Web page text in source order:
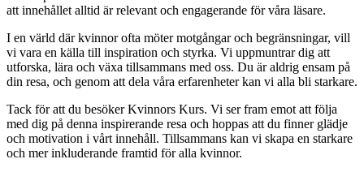
att innehållet alltid är relevant och engagerande för våra läsare.
I en värld där kvinnor ofta möter motgångar och begränsningar, vill
vi vara en källa till inspiration och styrka. Vi uppmuntrar dig att
utforska, lära och växa tillsammans med oss. Du är aldrig ensam på
din resa, och genom att dela våra erfarenheter kan vi alla bli starkare.
Tack för att du besöker Kvinnors Kurs. Vi ser fram emot att följa
med dig på denna inspirerande resa och hoppas att du finner glädje
och motivation i vårt innehåll. Tillsammans kan vi skapa en starkare
och mer inkluderande framtid för alla kvinnor.